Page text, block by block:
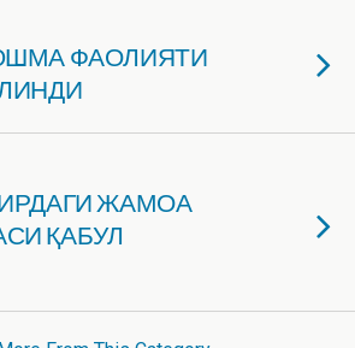
ФАОЛИЯТИ
ЖАМОА
ҚАБУЛ